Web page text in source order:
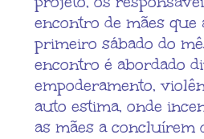
encontro de mães que
primeiro sábado do
encontro é abordado
empoderamento,
auto estima, onde
as mães a concluírem